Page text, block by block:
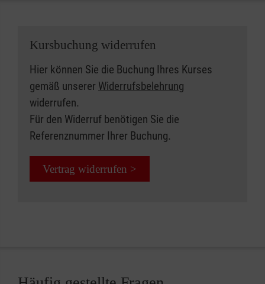
Kursbuchung widerrufen
Hier können Sie die Buchung Ihres Kurses
gemäß unserer Widerrufsbelehrung
widerrufen.
Für den Widerruf benötigen Sie die
Referenznummer Ihrer Buchung.
Vertrag widerrufen >